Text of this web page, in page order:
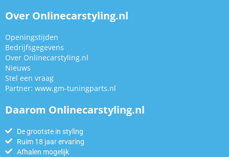
Over Onlinecarstyling.nl
Openingstijden
Bedrijfsgegevens
Over Onlinecarstyling.nl
Nieuws
Stel een vraag
Partner: www.gm-tuningparts.nl
Daarom Onlinecarstyling.nl
De grootste in styling
Ruim 18 jaar ervaring
Afhalen mogelijk